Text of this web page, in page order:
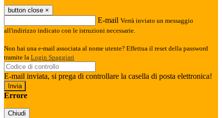
button close ×
E-mail Verrà inviato un messaggio
all'indirizzo indicato con le istruzioni necessarie.
Non hai una e-mail associata al nome utente? Effettua il reset della password
tramite la Login Spaggiari
E-mail inviata, si prega di controllare la casella di posta elettronica!
Errore
Chiudi